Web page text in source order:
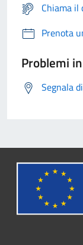
Chiama
Prenota
Problemi
Segnala